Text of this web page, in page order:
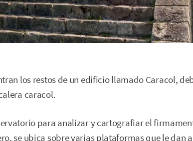
los restos de un edificio llamado Caracol,
caracol.
para analizar y cartografiar el
se ubica sobre varias plataformas que le dan